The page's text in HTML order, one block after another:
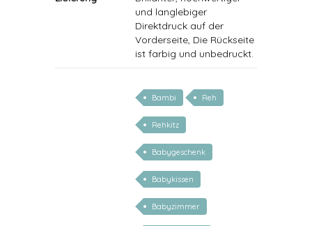
und langlebiger
Direktdruck auf der
Vorderseite, Die Rückseite
ist farbig und unbedruckt.
Bambi Reh
Rehkitz
Babygeschenk
Babykissen
Babyzimmer